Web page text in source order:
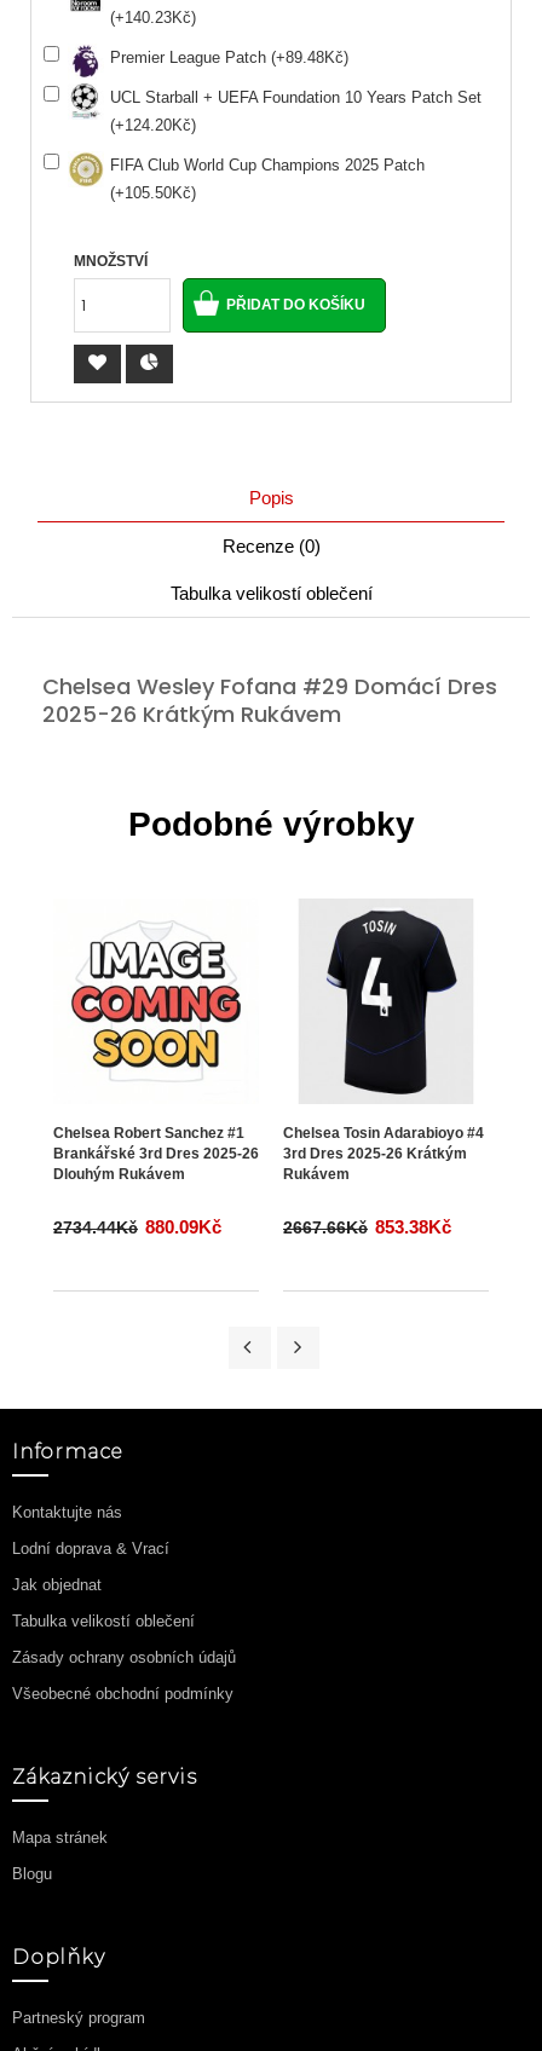
(+140.23Kč)
Premier League Patch (+89.48Kč)
UCL Starball + UEFA Foundation 10 Years Patch Set
(+124.20Kč)
FIFA Club World Cup Champions 2025 Patch
(+105.50Kč)
MNOŽSTVÍ
Popis
Recenze (0)
Tabulka velikostí oblečení
Chelsea Wesley Fofana #29 Domácí Dres
2025-26 Krátkým Rukávem
Podobné výrobky
Chelsea Robert Sanchez #1
Brankářské 3rd Dres 2025-26
Dlouhým Rukávem
2734.44Kč 880.09Kč
Chelsea Tosin Adarabioyo #4
3rd Dres 2025-26 Krátkým
Rukávem
2667.66Kč 853.38Kč
Informace
Kontaktujte nás
Lodní doprava & Vrací
Jak objednat
Tabulka velikostí oblečení
Zásady ochrany osobních údajů
Všeobecné obchodní podmínky
Zákaznický servis
Mapa stránek
Blogu
Doplňky
Partneský program